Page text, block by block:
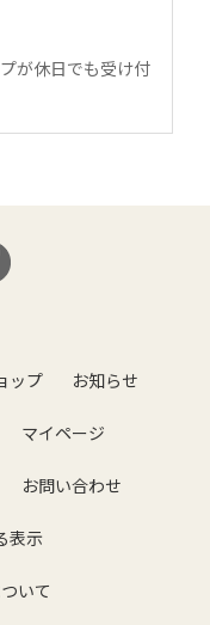
が休日でも受け付
ップ お知らせ
マイページ
お問い合わせ
表示
いて